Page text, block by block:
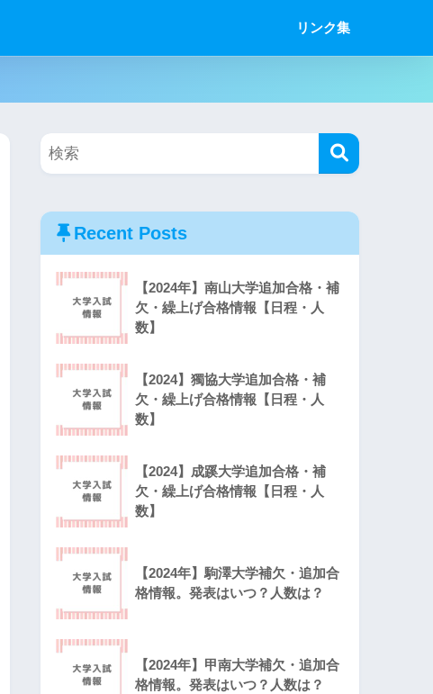
リンク集
Recent Posts
【2024年】南山大学追加合格・補
欠・繰上げ合格情報【日程・人
数】
【2024】獨協大学追加合格・補
欠・繰上げ合格情報【日程・人
数】
【2024】成蹊大学追加合格・補
欠・繰上げ合格情報【日程・人
数】
【2024年】駒澤大学補欠・追加合
格情報。発表はいつ？人数は？
【2024年】甲南大学補欠・追加合
格情報。発表はいつ？人数は？